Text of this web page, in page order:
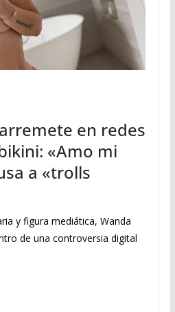
en redes
«Amo mi
a «trolls
y figura mediática, Wanda
de una controversia digital